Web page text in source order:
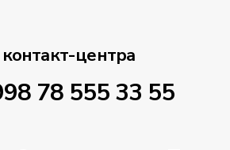
центра
78 555 33 55